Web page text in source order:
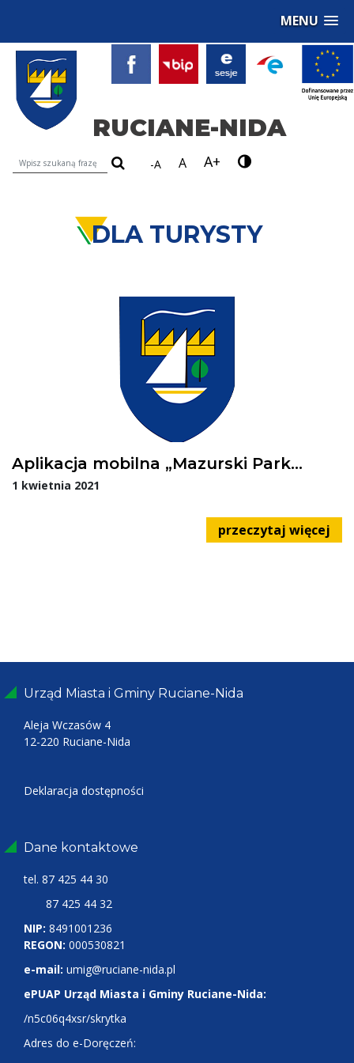
MENU
RUCIANE-NIDA
Wyszukiwarka treści na stronie
-A A A+
DLA TURYSTY
Aplikacja mobilna „Mazurski Park
Krajobrazowy”
1 kwietnia 2021
przeczytaj więcej
Urząd Miasta i Gminy Ruciane-Nida
Aleja Wczasów 4
12-220 Ruciane-Nida
Deklaracja dostępności
Dane kontaktowe
tel. 87 425 44 30
87 425 44 32
NIP: 8491001236
REGON: 000530821
e-mail: umig@ruciane-nida.pl
ePUAP Urząd Miasta i Gminy Ruciane-Nida:
/n5c06q4xsr/skrytka
Adres do e-Doręczeń: